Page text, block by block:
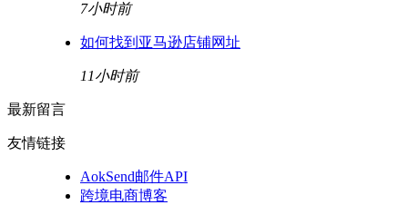
7小时前
如何找到亚马逊店铺网址
11小时前
最新留言
友情链接
AokSend邮件API
跨境电商博客